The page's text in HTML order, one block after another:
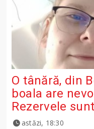
O tânără, din
boala are
Rezervele
astăzi, 18:30